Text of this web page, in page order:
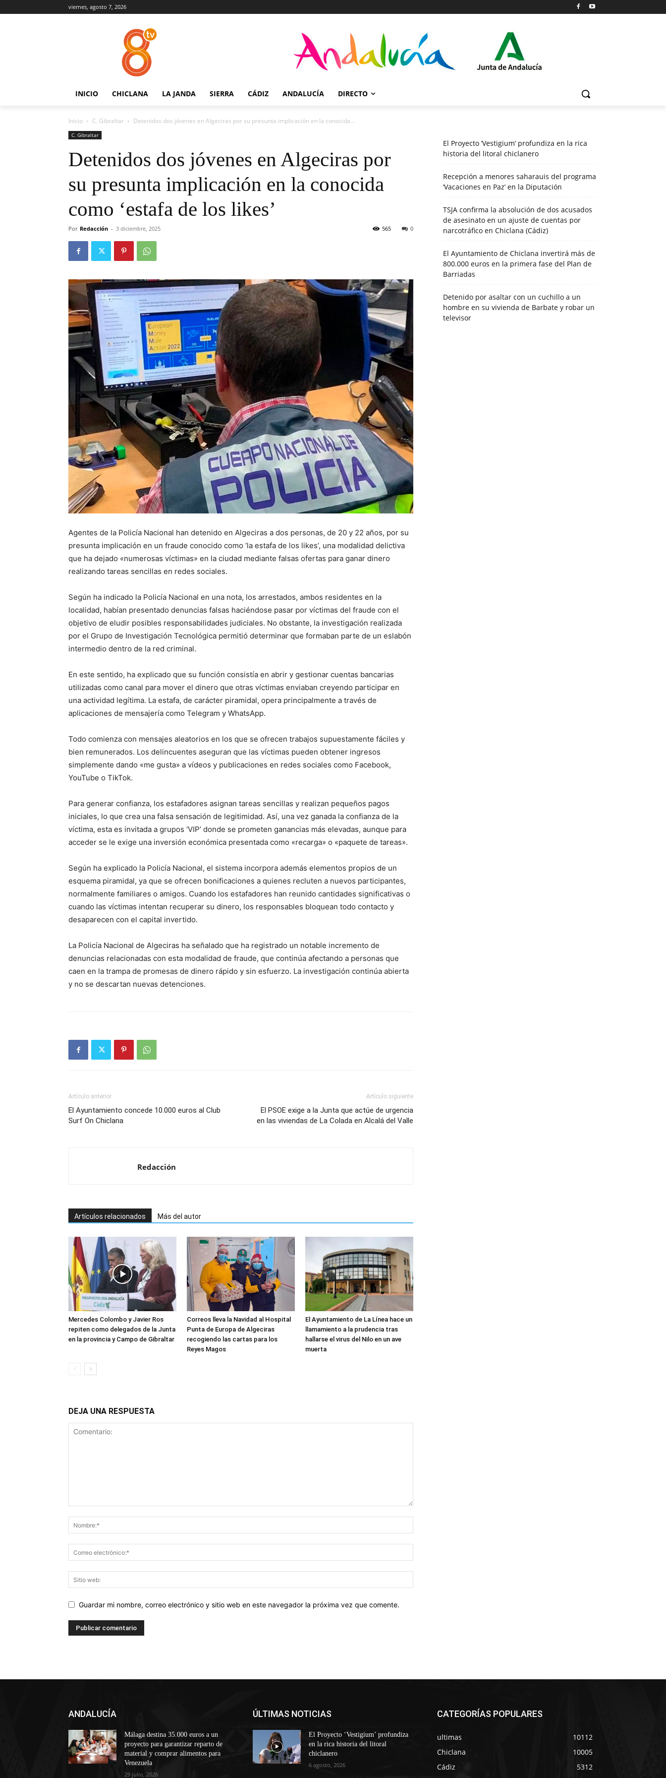
viernes, agosto 7, 2026
INICIO CHICLANA LA JANDA SIERRA CÁDIZ ANDALUCÍA DIRECTO
Inicio C. Gibraltar Detenidos dos jóvenes en Algeciras por su presunta implicación en la conocida...
C. Gibraltar
Detenidos dos jóvenes en Algeciras por
su presunta implicación en la conocida
como ‘estafa de los likes’
Por Redacción - 3 diciembre, 2025 0
565
Agentes de la Policía Nacional han detenido en Algeciras a dos personas, de 20 y 22 años, por su
presunta implicación en un fraude conocido como ‘la estafa de los likes’, una modalidad delictiva
que ha dejado «numerosas víctimas» en la ciudad mediante falsas ofertas para ganar dinero
realizando tareas sencillas en redes sociales.
Según ha indicado la Policía Nacional en una nota, los arrestados, ambos residentes en la
localidad, habían presentado denuncias falsas haciéndose pasar por víctimas del fraude con el
objetivo de eludir posibles responsabilidades judiciales. No obstante, la investigación realizada
por el Grupo de Investigación Tecnológica permitió determinar que formaban parte de un eslabón
intermedio dentro de la red criminal.
En este sentido, ha explicado que su función consistía en abrir y gestionar cuentas bancarias
utilizadas como canal para mover el dinero que otras víctimas enviaban creyendo participar en
una actividad legítima. La estafa, de carácter piramidal, opera principalmente a través de
aplicaciones de mensajería como Telegram y WhatsApp.
Todo comienza con mensajes aleatorios en los que se ofrecen trabajos supuestamente fáciles y
bien remunerados. Los delincuentes aseguran que las víctimas pueden obtener ingresos
simplemente dando «me gusta» a vídeos y publicaciones en redes sociales como Facebook,
YouTube o TikTok.
Para generar confianza, los estafadores asignan tareas sencillas y realizan pequeños pagos
iniciales, lo que crea una falsa sensación de legitimidad. Así, una vez ganada la confianza de la
víctima, esta es invitada a grupos ‘VIP’ donde se prometen ganancias más elevadas, aunque para
acceder se le exige una inversión económica presentada como «recarga» o «paquete de tareas».
Según ha explicado la Policía Nacional, el sistema incorpora además elementos propios de un
esquema piramidal, ya que se ofrecen bonificaciones a quienes recluten a nuevos participantes,
normalmente familiares o amigos. Cuando los estafadores han reunido cantidades significativas o
cuando las víctimas intentan recuperar su dinero, los responsables bloquean todo contacto y
desaparecen con el capital invertido.
La Policía Nacional de Algeciras ha señalado que ha registrado un notable incremento de
denuncias relacionadas con esta modalidad de fraude, que continúa afectando a personas que
caen en la trampa de promesas de dinero rápido y sin esfuerzo. La investigación continúa abierta
y no se descartan nuevas detenciones.
Artículo anterior
El Ayuntamiento concede 10.000 euros al Club
Surf On Chiclana
Artículo siguiente
El PSOE exige a la Junta que actúe de urgencia
en las viviendas de La Colada en Alcalá del Valle
Redacción
Artículos relacionados Más del autor
Mercedes Colombo y Javier Ros
repiten como delegados de la Junta
en la provincia y Campo de Gibraltar
Correos lleva la Navidad al Hospital
Punta de Europa de Algeciras
recogiendo las cartas para los
Reyes Magos
El Ayuntamiento de La Línea hace un
llamamiento a la prudencia tras
hallarse el virus del Nilo en un ave
muerta
DEJA UNA RESPUESTA
Guardar mi nombre, correo electrónico y sitio web en este navegador la próxima vez que comente.
El Proyecto ‘Vestigium’ profundiza en la rica
historia del litoral chiclanero
Recepción a menores saharauis del programa
‘Vacaciones en Paz’ en la Diputación
TSJA confirma la absolución de dos acusados
de asesinato en un ajuste de cuentas por
narcotráfico en Chiclana (Cádiz)
El Ayuntamiento de Chiclana invertirá más de
800.000 euros en la primera fase del Plan de
Barriadas
Detenido por asaltar con un cuchillo a un
hombre en su vivienda de Barbate y robar un
televisor
ANDALUCÍA
Málaga destina 35.000 euros a un
proyecto para garantizar reparto de
material y comprar alimentos para
Venezuela
29 julio, 2026
ÚLTIMAS NOTICIAS
El Proyecto ‘Vestigium’ profundiza
en la rica historia del litoral
chiclanero
6 agosto, 2026
CATEGORÍAS POPULARES
ultimas
10112
Chiclana
10005
Cádiz
5312